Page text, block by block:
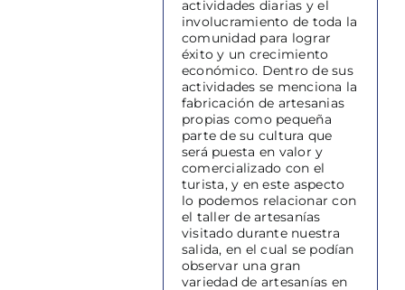
actividades diarias y el
involucramiento de toda la
comunidad para lograr
éxito y un crecimiento
económico. Dentro de sus
actividades se menciona la
fabricación de artesanias
propias como pequeña
parte de su cultura que
será puesta en valor y
comercializado con el
turista, y en este aspecto
lo podemos relacionar con
el taller de artesanías
visitado durante nuestra
salida, en el cual se podían
observar una gran
variedad de artesanías en